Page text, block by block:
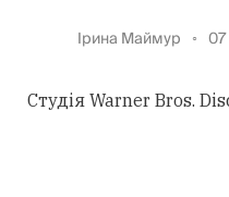
Ірина Маймур
Студія Warner Bros.